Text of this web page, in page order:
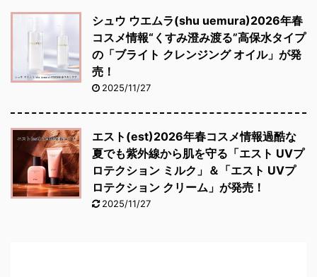
シュウ ウエムラ(shu uemura)2026年春
コスメ情報“くすみ澄み渡る”高保水タイプ
の「ブライト クレンジング オイル」が発
売！
2025/11/27
エスト(est)2026年春コスメ情報過酷な
夏でも紫外線から肌を守る「エスト UVプ
ロテクション ミルク」＆「エスト UVプ
ロテクション クリーム」が発売！
2025/11/27